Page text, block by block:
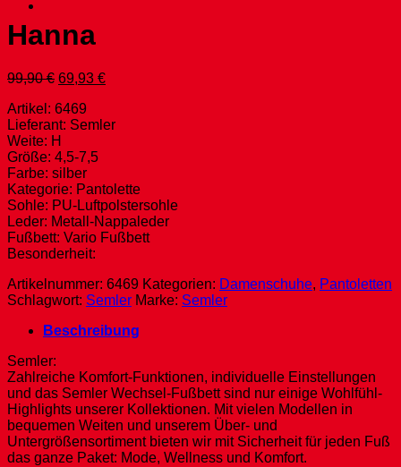
Hanna
99,90€ Ursprünglicher
war:
99,90 €
69,93 €Aktueller
69,93 €.
Artikel: 6469
Lieferant: Semler
Weite: H
Größe: 4,5-7,5
Farbe: silber
Kategorie: Pantolette
Sohle: PU-Luftpolstersohle
Leder: Metall-Nappaleder
Fußbett: Vario Fußbett
Besonderheit:
Artikelnummer: 6469 Kategorien: Damenschuhe, Pantoletten
Schlagwort: Semler Marke: Semler
Beschreibung
Semler:
Zahlreiche Komfort-Funktionen, individuelle Einstellungen
und das Semler Wechsel-Fußbett sind nur einige Wohlfühl-
Highlights unserer Kollektionen. Mit vielen Modellen in
bequemen Weiten und unserem Über- und
Untergrößensortiment bieten wir mit Sicherheit für jeden Fuß
das ganze Paket: Mode, Wellness und Komfort.